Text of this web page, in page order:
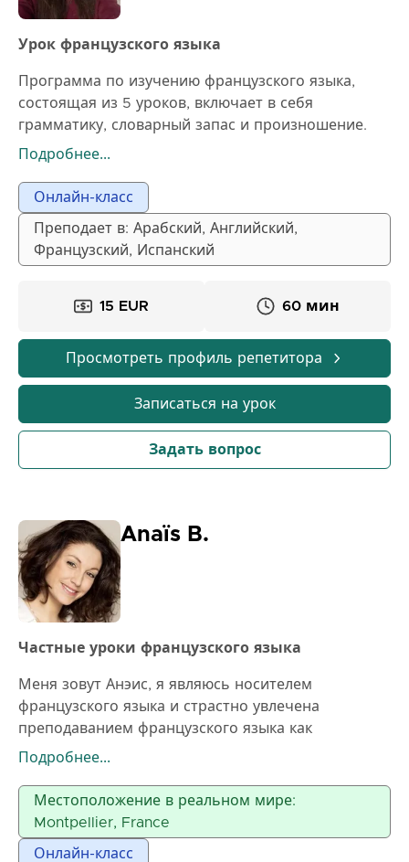
Урок французского языка
Программа по изучению французского языка,
состоящая из 5 уроков, включает в себя
грамматику, словарный запас и произношение.
Уроки охватывают темы, такие как погода, еда,
использование языка в повседневных ситуациях.
По окончании этих уроков вы будете обладать
базовыми знаниями французского языка и
сможете общаться на простом уровне.
Подробнее...
Онлайн-класс
Преподает в: Арабский, Английский,
Французский, Испанский
15 EUR 60 мин
Просмотреть профиль репетитора
Записаться на урок
Задать вопрос
Anaïs B.
Частные уроки французского языка
Меня зовут Анэис, я являюсь носителем
французского языка и страстно увлечена
преподаванием французского языка как
иностранного (FLE). Я преподавала французский
возрастов и уровней, а также работала в США в
качестве au pair, где преподавала французский
язык детям, улучшая при этом свой английский.
Подробнее...
Местоположение в реальном мире:
Montpellier, France
Онлайн-класс